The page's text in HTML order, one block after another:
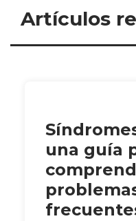
Artículos
una guía